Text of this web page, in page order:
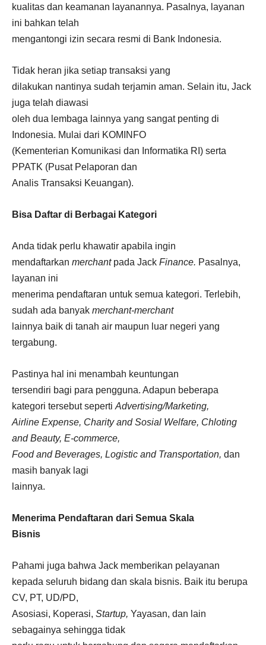
kualitas dan keamanan layanannya. Pasalnya, layanan
ini bahkan telah
mengantongi izin secara resmi di Bank Indonesia.
Tidak heran jika setiap transaksi yang
dilakukan nantinya sudah terjamin aman. Selain itu, Jack
juga telah diawasi
oleh dua lembaga lainnya yang sangat penting di
Indonesia. Mulai dari KOMINFO
(Kementerian Komunikasi dan Informatika RI) serta
PPATK (Pusat Pelaporan dan
Analis Transaksi Keuangan).
Bisa Daftar di Berbagai Kategori
Anda tidak perlu khawatir apabila ingin
mendaftarkan merchant pada Jack Finance. Pasalnya,
layanan ini
menerima pendaftaran untuk semua kategori. Terlebih,
sudah ada banyak merchant-merchant
lainnya baik di tanah air maupun luar negeri yang
tergabung.
Pastinya hal ini menambah keuntungan
tersendiri bagi para pengguna. Adapun beberapa
kategori tersebut seperti Advertising/Marketing,
Airline Expense, Charity and Sosial Welfare, Chloting
and Beauty, E-commerce,
Food and Beverages, Logistic and Transportation, dan
masih banyak lagi
lainnya.
Menerima Pendaftaran dari Semua Skala
Bisnis
Pahami juga bahwa Jack memberikan pelayanan
kepada seluruh bidang dan skala bisnis. Baik itu berupa
CV, PT, UD/PD,
Asosiasi, Koperasi, Startup, Yayasan, dan lain
sebagainya sehingga tidak